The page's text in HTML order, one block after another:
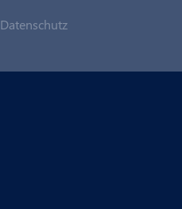
Datenschutz